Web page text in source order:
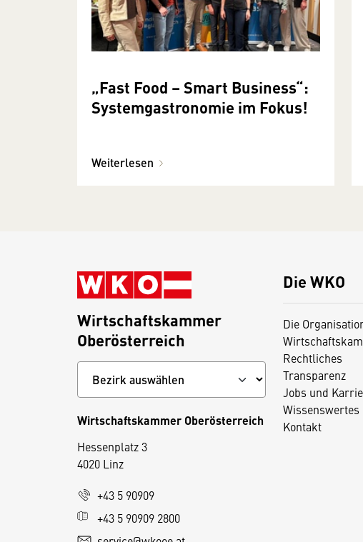
„Fast Food – Smart Business“:
Systemgastronomie im Fokus!
Weiterlesen
Die WKO
Die
Rechtliches
Transparenz
Jobs und
Wissenswertes
Kontakt
Wirtschaftskammer
Oberösterreich
Wirtschaftskammer Oberösterreich
Hessenplatz 3
4020 Linz
+43 5 90909
+43 5 90909 2800